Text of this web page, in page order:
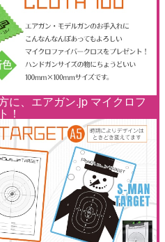
に、エアガン.jp マイクロフ
！